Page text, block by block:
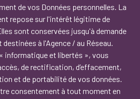
de vos Données personnelles. La
repose sur l'intérêt légitime de
sont conservées jusqu'à demande
à l'Agence / au Réseau.
informatique et libertés », vous
de rectification, d’effacement,
et de portabilité de vos données.
consentement à tout moment en